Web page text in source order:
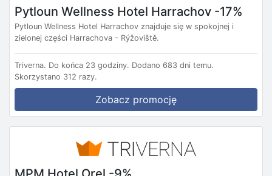
Pytloun Wellness Hotel Harrachov -17%
Pytloun Wellness Hotel Harrachov znajduje się w spokojnej i
zielonej części Harrachova - Rýžoviště.
Triverna. Do końca 23 godziny. Dodano 683 dni temu.
Skorzystano 312 razy.
Zobacz promocję